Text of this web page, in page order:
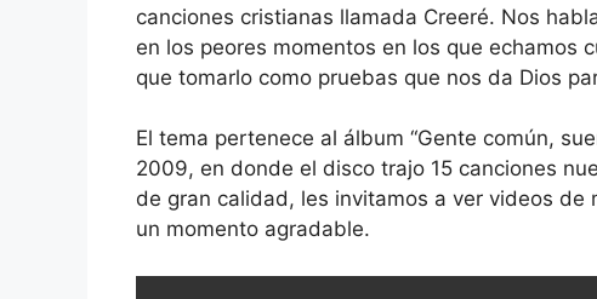
canciones cristianas llamada Creeré. Nos
en los peores momentos en los que echamos
que tomarlo como pruebas que nos da Dios
El tema pertenece al álbum “Gente común,
2009, en donde el disco trajo 15 canciones
de gran calidad, les invitamos a ver videos
un momento agradable.